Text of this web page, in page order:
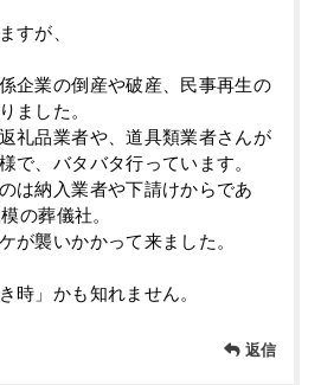
すが、
企業の倒産や破産、民事再生の
ました。
礼品業者や、道具類業者さんが
で、バタバタ行っています。
は納入業者や下請けからであ
の葬儀社。
が襲いかかって来ました。
時」かも知れません。
返信